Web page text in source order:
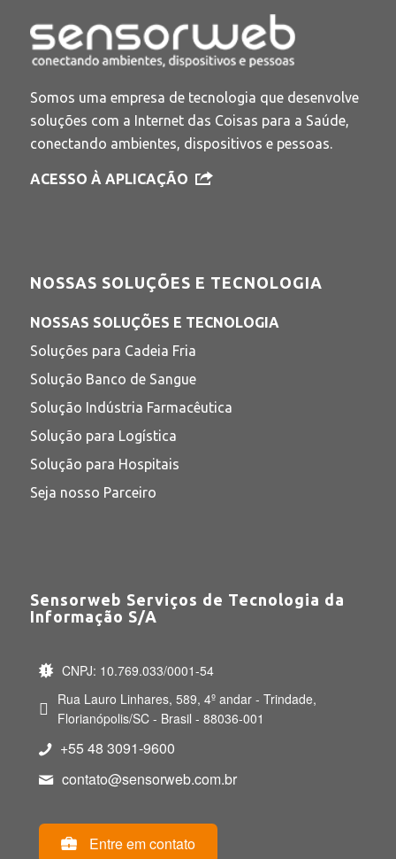
Somos uma empresa de tecnologia que desenvolve
soluções com a Internet das Coisas para a Saúde,
conectando ambientes, dispositivos e pessoas.
ACESSO À APLICAÇÃO
NOSSAS SOLUÇÕES E TECNOLOGIA
NOSSAS SOLUÇÕES E TECNOLOGIA
Soluções para Cadeia Fria
Solução Banco de Sangue
Solução Indústria Farmacêutica
Solução para Logística
Solução para Hospitais
Seja nosso Parceiro
Sensorweb Serviços de Tecnologia da
Informação S/A
CNPJ: 10.769.033/0001-54
Rua Lauro Linhares, 589, 4º andar - Trindade,
Florianópolis/SC - Brasil - 88036-001
+55 48 3091-9600
contato@sensorweb.com.br
Entre em contato